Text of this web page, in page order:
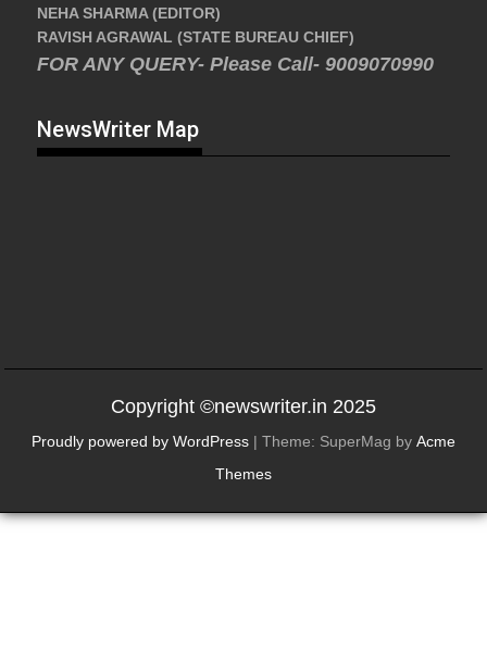
NEHA SHARMA (EDITOR)
RAVISH AGRAWAL (STATE BUREAU CHIEF)
FOR ANY QUERY- Please Call- 9009070990
NewsWriter Map
Copyright ©newswriter.in 2025
Proudly powered by WordPress | Theme: SuperMag by Acme
Themes